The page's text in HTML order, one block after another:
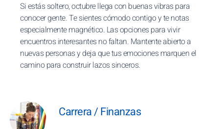
Si estás soltero, octubre llega con buenas vibras para
conocer gente. Te sientes cómodo contigo y te notas
especialmente magnético. Las opciones para vivir
encuentros interesantes no faltan. Mantente abierto a
nuevas personas y deja que tus emociones marquen el
camino para construir lazos sinceros.
Carrera / Finanzas